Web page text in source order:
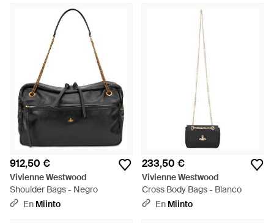
912,50 €
Vivienne Westwood
Shoulder Bags - Negro
En Miinto
233,50 €
Vivienne Westwood
Cross Body Bags - Blanco
En Miinto